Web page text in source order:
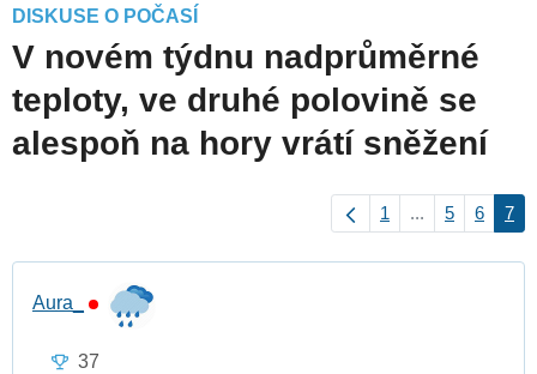
DISKUSE O POČASÍ
V novém týdnu nadprůměrné
teploty, ve druhé polovině se
alespoň na hory vrátí sněžení
1 ... 5 6 7
Aura_
37